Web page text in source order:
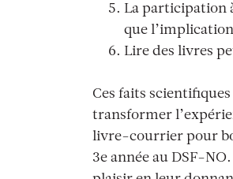
La participation
que
Lire des livres
Ces faits
transformer
livre-courrier pour
3e année au DSF-